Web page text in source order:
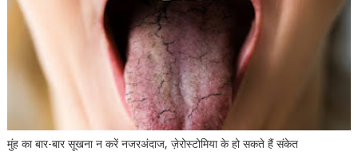
मुंह का बार-बार सूखना न करें नजरअंदाज, ज़ेरोस्टोमिया के हो सकते हैं संकेत